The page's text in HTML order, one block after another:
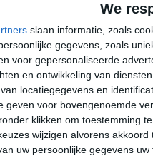
We
slaan informatie, zoals
gegevens, zoals
voor gepersonaliseerde
en ontwikkeling van diensten.
locatiegegevens en
geven voor bovengenoemde
klikken om toestemming
wijzigen alvorens akkoord
uw persoonlijke gegevens
31°C
11:00 14:00
11:00 14:00
O 1 ZZO 2